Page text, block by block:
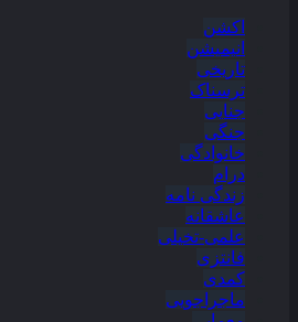
اکشن
انیمیشن
تاریخی
ترسناک
جنایی
جنگی
خانوادگی
درام
زندگی نامه
عاشقانه
علمی-تخیلی
فانتزی
کمدی
ماجراجویی